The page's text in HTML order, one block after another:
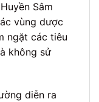
Sâm
vùng dược
ngặt các tiêu
không sử
diễn ra